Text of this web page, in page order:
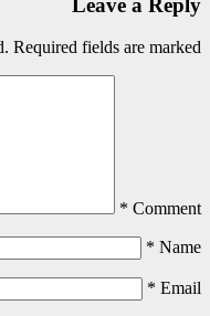
Required fields are marked
Comment
*
Name
*
Email
*